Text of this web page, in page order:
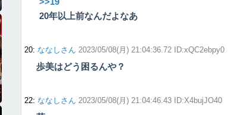
20年以上前なんだよなあ
20: ななしさん 2023/05/08(月) 21:04:36.72 ID:xQC2ebpy0
歩美はどう困るんや？
22: ななしさん 2023/05/08(月) 21:04:46.43 ID:X4bujJO40